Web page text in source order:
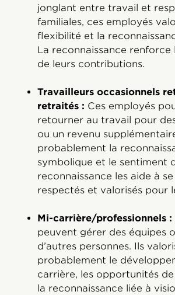
jonglant entre travail et
familiales, ces employés
flexibilité et la
La reconnaissance renforce
de leurs contributions.
Travailleurs occasionnels
retraités : Ces employés
retourner au travail pour
ou un revenu
probablement la
symbolique et le sentiment
reconnaissance les aide à
respectés et valorisés pour
Mi-carrière/professionnels :
peuvent gérer des équipes
d’autres personnes. Ils
probablement le
carrière, les opportunités
la reconnaissance liée à